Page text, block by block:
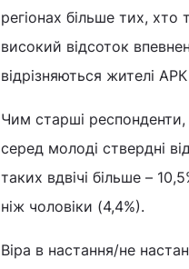
регіонах більше тих, хто
високий відсоток
відрізняються жителі
Чим старші респонденти,
серед молоді ствердні
таких вдвічі більше –
ніж чоловіки (4,4%).
Віра в настання/не